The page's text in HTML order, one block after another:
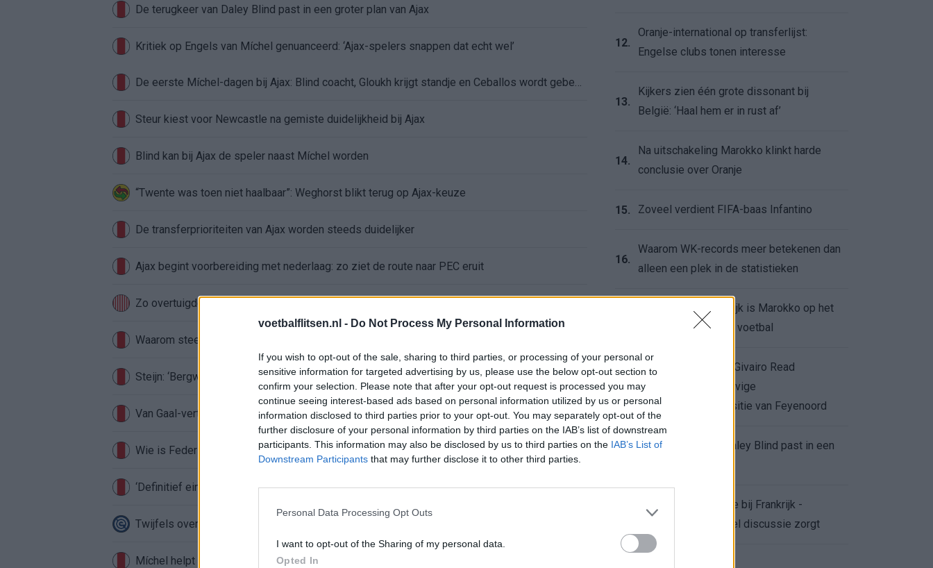
voetbalflitsen.nl - Do Not Process My Personal Information
If you wish to opt-out of the sale, sharing to third parties, or processing of your personal or
sensitive information for targeted advertising by us, please use the below opt-out section to
confirm your selection. Please note that after your opt-out request is processed you may
continue seeing interest-based ads based on personal information utilized by us or personal
information disclosed to third parties prior to your opt-out. You may separately opt-out of the
further disclosure of your personal information by third parties on the IAB’s list of downstream
participants. This information may also be disclosed by us to third parties on the IAB’s List of
Downstream Participants that may further disclose it to other third parties.
Personal Data Processing Opt Outs
I want to opt-out of the Sharing of my personal data.
Opted In
De terugkeer van Daley Blind past in een groter plan van Ajax
Kritiek op Engels van Míchel genuanceerd: ‘Ajax-spelers snappen dat echt wel’
Steur kiest voor Newcastle na gemiste duidelijkheid bij Ajax
Blind kan bij Ajax de speler naast Míchel worden
“Twente was toen niet haalbaar”: Weghorst blikt terug op Ajax-keuze
De transferprioriteiten van Ajax worden steeds duidelijker
Ajax begint voorbereiding met nederlaag: zo ziet de route naar PEC eruit
Zo overtuigde PSV Sven Mijnans en bleef Ajax met lege handen achter
Waarom steeds meer sleutelfiguren Ajax verlaten
Steijn: ‘Bergwijn was niet mijn eerste keus als Ajax-aanvoerder’
Van Gaal-vertrek markeert einde van bestuurlijke Ajax-fase
Wie is Federico Viñas, de Uruguayaanse WK-spits op het lijstje van Ajax?
‘Definitief einde verhaal voor Beuker bij Ajax’
Twijfels over Weghorst? Ten Hag komt met duidelijk antwoord
Míchel helpt Ajax aan topkeeper: ‘Akkoord over Ter Stegen’
12.
Oranje-international op transferlijst:
Engelse clubs tonen interesse
13.
Kijkers zien één grote dissonant bij
België: ‘Haal hem er in rust af’
14.
Na uitschakeling Marokko klinkt harde
conclusie over Oranje
15. Zoveel verdient FIFA-baas Infantino
16.
Waarom WK-records meer betekenen dan
alleen een plek in de statistieken
Voor de Schilderswijk is Marokko op het
WK meer dan alleen voetbal
18.
Afgewezen bod op Givairo Read
onderstreept de stevige
onderhandelingspositie van Feyenoord
De terugkeer van Daley Blind past in een
Waarom de arbitrage bij Frankrijk -
Marokko voor zoveel discussie zorgt